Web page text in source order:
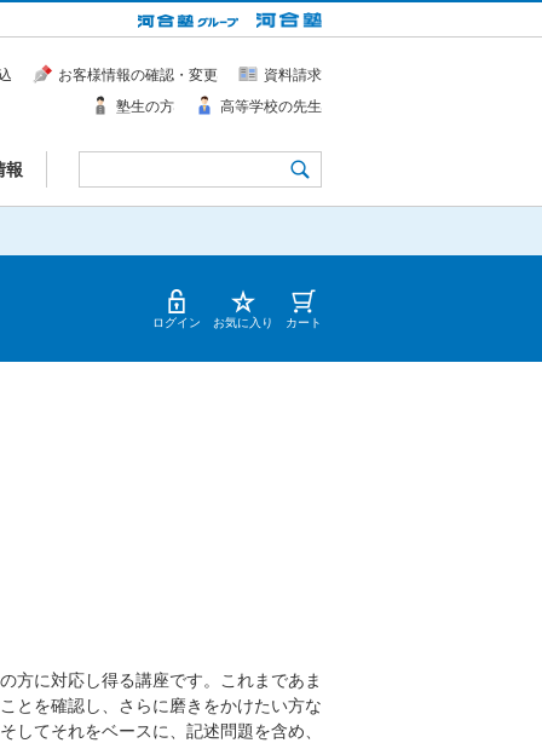
報
お客様情報の確認・変更
資料請求
塾生の方
高等学校の先生
ログイン お気に入り カート
方に対応し得る講座です。これまであま
とを確認し、さらに磨きをかけたい方な
てそれをベースに、記述問題を含め、